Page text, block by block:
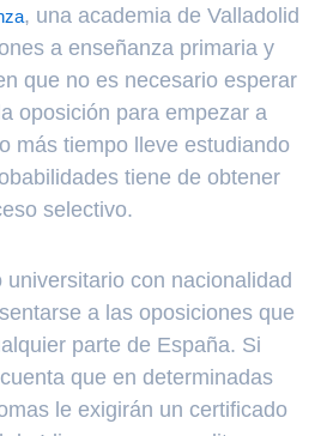
, una academia de Valladolid
a enseñanza primaria y
que no es necesario esperar
oposición para empezar a
más tiempo lleve estudiando
tiene de obtener
selectivo.
universitario con nacionalidad
a las oposiciones que
parte de España. Si
que en determinadas
le exigirán un certificado